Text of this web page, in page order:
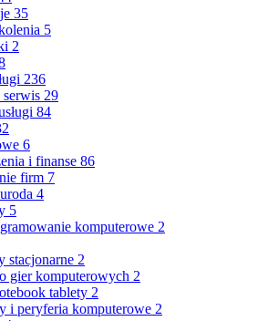
35
5
2
236
29
84
6
i finanse 86
firm 7
4
5
komputerowe 2
stacjonarne 2
gier komputerowych 2
tablety 2
i peryferia komputerowe 2